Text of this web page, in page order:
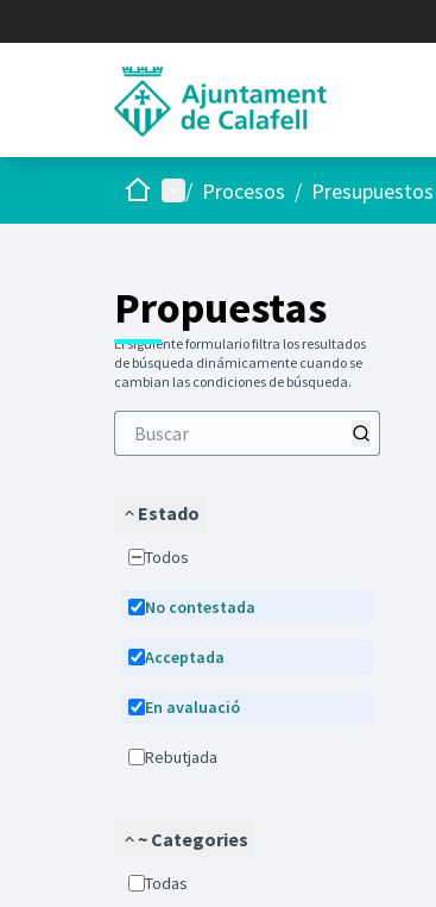
InicioMenú principal
/ Procesos /
Propuestas
El siguiente formulario filtra los resultados
de búsqueda dinámicamente cuando se
cambian las condiciones de búsqueda.
Estado
Todos
No contestada
Acceptada
En avaluació
Rebutjada
~ Categories
Todas